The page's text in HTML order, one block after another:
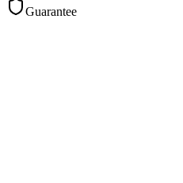
Guarantee